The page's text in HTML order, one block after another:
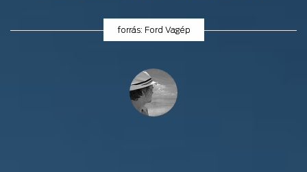
forrás: Ford Vagép